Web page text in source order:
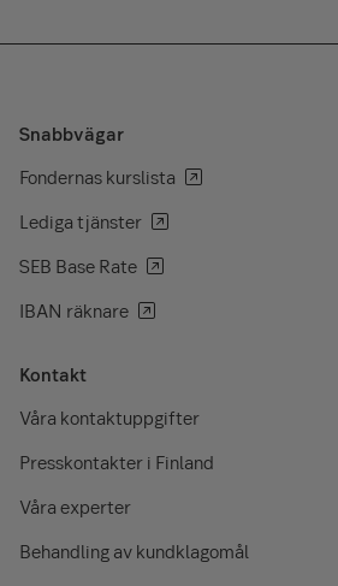
Snabbvägar
Fondernas kurslista
Lediga tjänster
SEB Base Rate
IBAN räknare
Kontakt
Våra kontaktuppgifter
Presskontakter i Finland
Våra experter
Behandling av kundklagomål